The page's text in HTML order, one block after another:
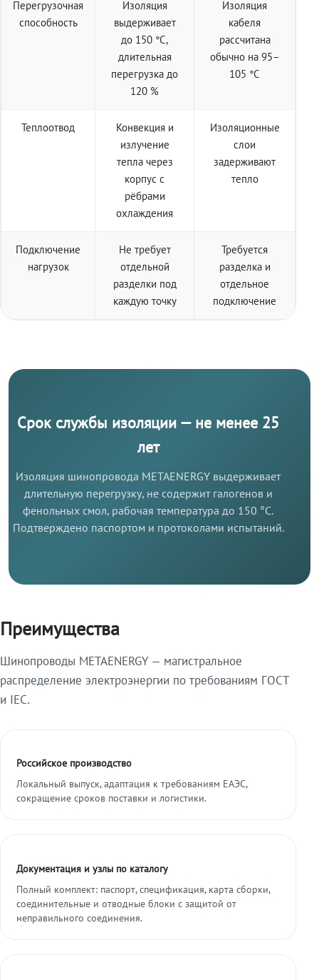
Перегрузочная
способность
Изоляция
выдерживает
до 150 °C,
длительная
перегрузка до
120 %
Изоляция
кабеля
рассчитана
обычно на 95–
105 °C
Теплоотвод
Конвекция и
излучение
тепла через
корпус с
рёбрами
охлаждения
Изоляционные
слои
задерживают
тепло
Подключение
нагрузок
Не требует
отдельной
разделки под
каждую точку
Требуется
разделка и
отдельное
подключение
Срок службы изоляции — не менее 25
лет
Изоляция шинопровода METAENERGY выдерживает
длительную перегрузку, не содержит галогенов и
фенольных смол, рабочая температура до 150 °C.
Подтверждено паспортом и протоколами испытаний.
Преимущества
Шинопроводы METAENERGY — магистральное
распределение электроэнергии по требованиям ГОСТ
и IEC.
Российское производство
Локальный выпуск, адаптация к требованиям ЕАЭС,
сокращение сроков поставки и логистики.
Документация и узлы по каталогу
Полный комплект: паспорт, спецификация, карта сборки,
соединительные и отводные блоки с защитой от
неправильного соединения.